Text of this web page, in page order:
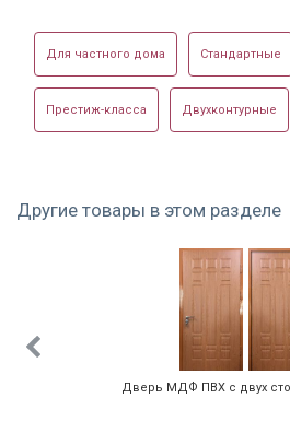
Для частного дома Стандартные
Престиж-класса Двухконтурные
Другие товары в этом разделе
Дверь МДФ ПВХ с двух